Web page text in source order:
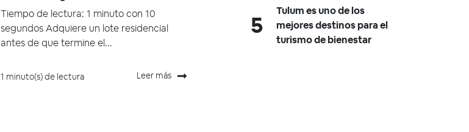
Tiempo de lectura: 1 minuto con 10
segundos Adquiere un lote residencial
antes de que termine el...
1 minuto(s) de lectura Leer más
Tulum es uno de los
mejores destinos para el
turismo de bienestar